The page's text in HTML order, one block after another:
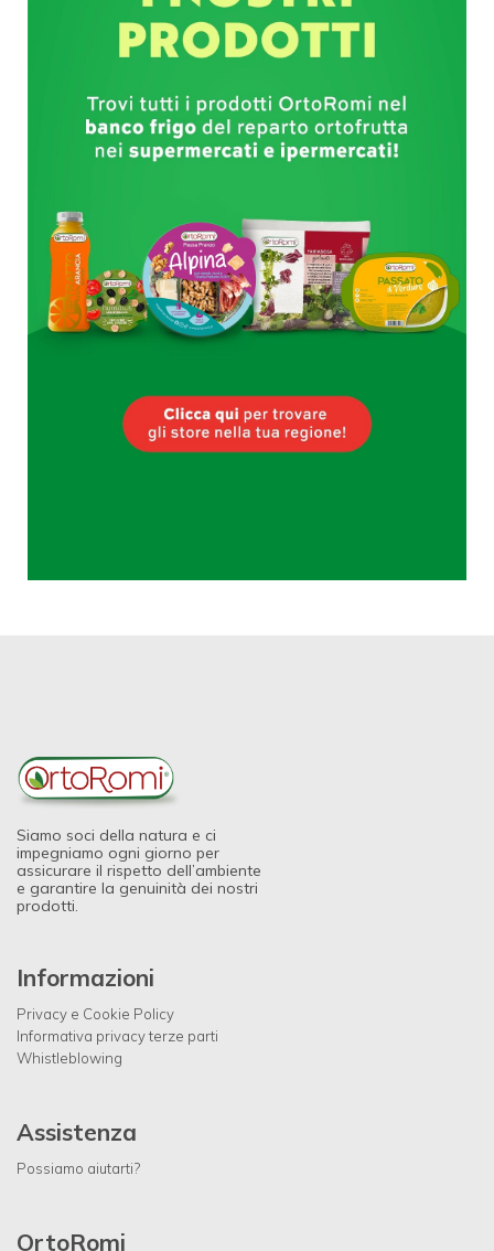
Siamo soci della natura e ci
impegniamo ogni giorno per
assicurare il rispetto dell’ambiente
e garantire la genuinità dei nostri
prodotti.
Informazioni
Privacy e Cookie Policy
Informativa privacy terze parti
Whistleblowing
Assistenza
Possiamo aiutarti?
OrtoRomi